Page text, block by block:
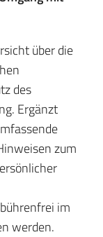
über die
des
Ergänzt
zum
im
werden.